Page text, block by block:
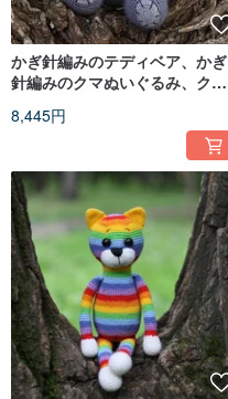
かぎ針編みのテディベア、かぎ
針編みのクマぬいぐるみ、クマ
8,445円